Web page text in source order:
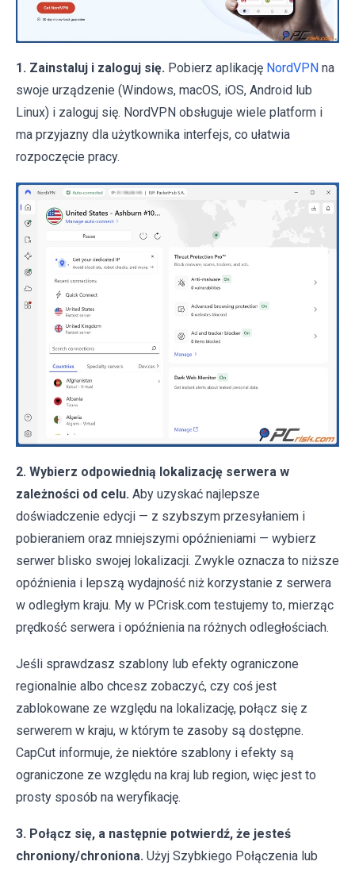
1. Zainstaluj i zaloguj się. Pobierz aplikację NordVPN na
swoje urządzenie (Windows, macOS, iOS, Android lub
Linux) i zaloguj się. NordVPN obsługuje wiele platform i
ma przyjazny dla użytkownika interfejs, co ułatwia
rozpoczęcie pracy.
2. Wybierz odpowiednią lokalizację serwera w
zależności od celu. Aby uzyskać najlepsze
doświadczenie edycji — z szybszym przesyłaniem i
pobieraniem oraz mniejszymi opóźnieniami — wybierz
serwer blisko swojej lokalizacji. Zwykle oznacza to niższe
opóźnienia i lepszą wydajność niż korzystanie z serwera
w odległym kraju. My w PCrisk.com testujemy to, mierząc
prędkość serwera i opóźnienia na różnych odległościach.
Jeśli sprawdzasz szablony lub efekty ograniczone
regionalnie albo chcesz zobaczyć, czy coś jest
zablokowane ze względu na lokalizację, połącz się z
serwerem w kraju, w którym te zasoby są dostępne.
CapCut informuje, że niektóre szablony i efekty są
ograniczone ze względu na kraj lub region, więc jest to
prosty sposób na weryfikację.
3. Połącz się, a następnie potwierdź, że jesteś
chroniony/chroniona. Użyj Szybkiego Połączenia lub